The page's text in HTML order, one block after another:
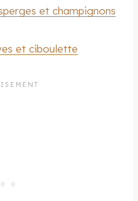
et champignons
et ciboulette